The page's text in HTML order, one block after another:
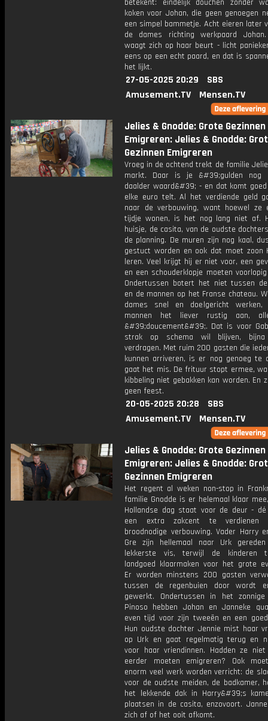
betekent: eindelijk douchen zonder
koken voor Johan, die geen genoegen
een simpel bammetje. Acht eieren later
de dames richting werkpaard Johan.
waagt zich op haar beurt - licht
eens op een echt paard, en dat is
het lijkt.
27-05-2025 20:29
SBS
Amusement.TV
Mensen.TV
Jelies & Gnodde: Grote Gezinnen
Emigreren: Jelies & Gnodde:
Gezinnen Emigreren
Vroeg in de ochtend trekt de familie
markt. Daar is je &#39;gulden nog
daalder waard&#39; - en dat komt
elke euro telt. Al het verdiende geld
naar de verbouwing, want hoewel ze
tijdje wonen, is het nog lang niet af.
huisje, de casita, van de oudste
de planning. De muren zijn nog kaal,
gestuct worden en ook dat moet zoon
leren. Veel krijgt hij er niet voor, een
en een schouderklopje moeten
Ondertussen botert het niet tussen
en de mannen op het Franse chateau.
dames snel en doelgericht werken,
mannen het liever rustig aan,
&#39;doucement&#39;. Dat is voor
strak op schema wil blijven,
verdragen. Met ruim 200 gasten die
kunnen arriveren, is er nog genoeg te
gaat het mis. De frituur stopt ermee,
kibbeling niet gebakken kan worden. En
geen feest.
20-05-2025 20:28
SBS
Amusement.TV
Mensen.TV
Jelies & Gnodde: Grote Gezinnen
Emigreren: Jelies & Gnodde:
Gezinnen Emigreren
Het regent al weken non-stop in
familie Gnodde is er helemaal klaar
Hollandse dag staat voor de deur -
een extra zakcent te verdienen
broodnodige verbouwing. Vader Harry
Gre zijn hellemaal naar Urk
lekkerste vis, terwijl de kinderen
landgoed klaarmaken voor het grote
Er worden minstens 200 gasten
tussen de regenbuien door wordt
gewerkt. Ondertussen in het zonnige
Pinoso hebben Johan en Janneke
even tijd voor zijn tweeën en een
Hun oudste dochter Jennie mist haar
op Urk en gaat regelmatig terug en
voor haar vriendinnen. Hadden ze
eerder moeten emigreren? Ook
enorm veel werk worden verricht: de
voor de oudste meiden, de badkamer,
het lekkende dak in Harry&#39;s
plaatsen in de casita, enzovoort.
zich af of het ooit afkomt.